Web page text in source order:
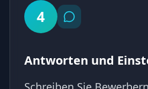
4
Antworten und